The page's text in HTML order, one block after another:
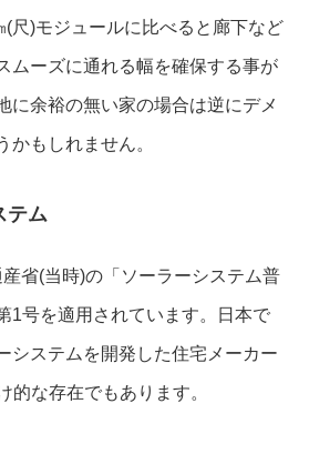
尺)モジュールに比べると廊下など
ムーズに通れる幅を確保する事が
に余裕の無い家の場合は逆にデメ
かもしれません。
テム
省(当時)の「ソーラーシステム普
1号を適用されています。日本で
システムを開発した住宅メーカー
的な存在でもあります。